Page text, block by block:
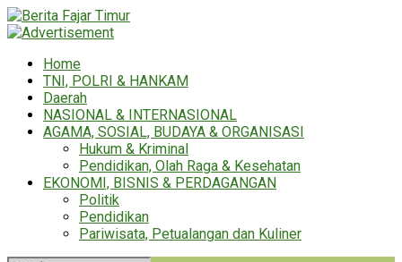
Home
TNI, POLRI & HANKAM
Daerah
NASIONAL & INTERNASIONAL
AGAMA, SOSIAL, BUDAYA & ORGANISASI
Hukum & Kriminal
Pendidikan, Olah Raga & Kesehatan
EKONOMI, BISNIS & PERDAGANGAN
Politik
Pendidikan
Pariwisata, Petualangan dan Kuliner